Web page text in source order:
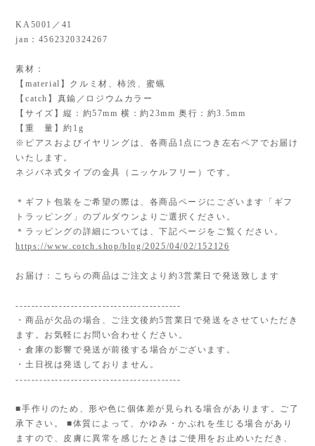
KA5001／41
jan：4562320324267
素材：
【material】クルミ材、柿渋、蜜蝋
【catch】真鍮／ロジウムカラー
【サイズ】縦：約57mm 横：約23mm 奥行：約3.5mm
【重 量】約1g
※ピアスおよびイヤリングは、各商品1点につき左右ペアでお届け
いたします。
ネジバネ式タイプの金具（ニッケルフリー）です。
＊ギフト包装をご希望の際は、各商品ページにございます「ギフ
トラッピング」のプルダウンよりご選択ください。
＊ラッピングの詳細については、下記ページをご覧ください。
https://www.cotch.shop/blog/2025/04/02/152126
お届け：こちらの商品はご注文より約3営業日で発送致します
------------------------------------------
・商品が欠品の場合、ご注文後約5営業日で発送をさせていただき
ます。お気軽にお問い合わせください。
・倉庫の影響で発送が前後する場合がございます。
・土日祝は発送しておりません。
------------------------------------------
■手作りのため、形や色に個体差が見られる場合があります。ご了
承下さい。 ■体質によって、かゆみ・かぶれを生じる場合があり
ますので、皮膚に異常を感じたときはご使用をお止めいただき、